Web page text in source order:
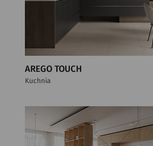
AREGO TOUCH
Kuchnia